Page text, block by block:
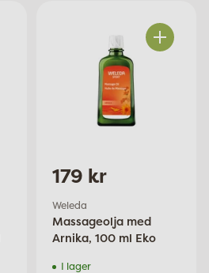
Antal
179 kr
Weleda
Massageolja med
Arnika, 100 ml Eko
I lager